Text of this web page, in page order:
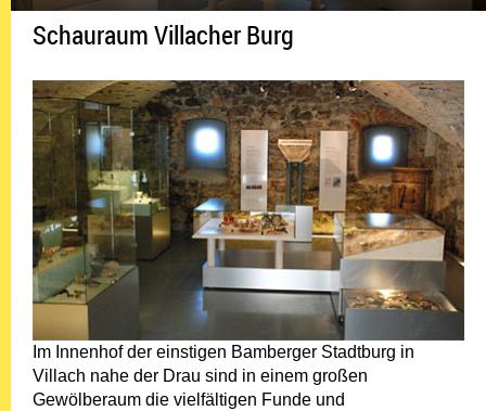
Schauraum Villacher Burg
Im Innenhof der einstigen Bamberger Stadtburg in
Villach nahe der Drau sind in einem großen
Gewölberaum die vielfältigen Funde und